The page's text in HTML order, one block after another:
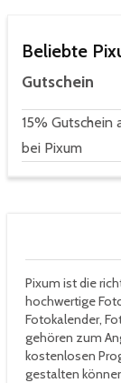
Beliebte
Gutschein
15% Gutschein
bei Pixum
Pixum ist die
hochwertige
Fotokalender,
gehören zum
kostenlosen
gestalten